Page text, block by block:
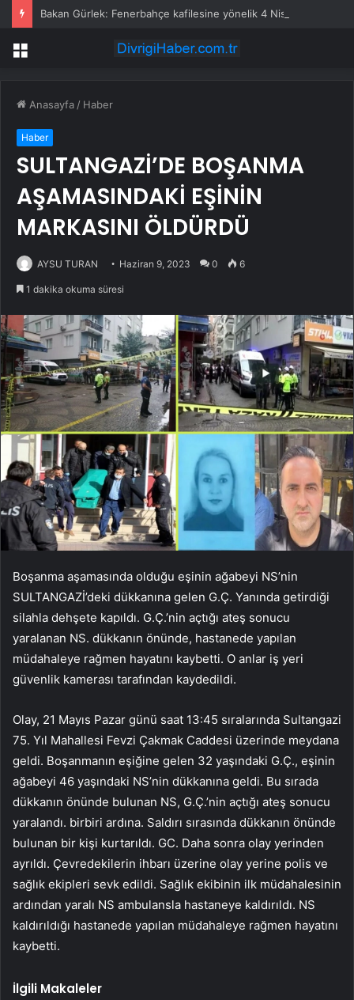
Menü
Anasayfa / Haber
Haber
SULTANGAZİ’DE BOŞANMA
AŞAMASINDAKİ EŞİNİN
MARKASINI ÖLDÜRDÜ
AYSU TURAN Haziran 9, 2023 0 6
1 dakika okuma süresi
Boşanma aşamasında olduğu eşinin ağabeyi NS’nin
SULTANGAZİ’deki dükkanına gelen G.Ç. Yanında getirdiği
silahla dehşete kapıldı. G.Ç.’nin açtığı ateş sonucu
yaralanan NS. dükkanın önünde, hastanede yapılan
müdahaleye rağmen hayatını kaybetti. O anlar iş yeri
güvenlik kamerası tarafından kaydedildi.
Olay, 21 Mayıs Pazar günü saat 13:45 sıralarında Sultangazi
75. Yıl Mahallesi Fevzi Çakmak Caddesi üzerinde meydana
geldi. Boşanmanın eşiğine gelen 32 yaşındaki G.Ç., eşinin
ağabeyi 46 yaşındaki NS’nin dükkanına geldi. Bu sırada
dükkanın önünde bulunan NS, G.Ç.’nin açtığı ateş sonucu
yaralandı. birbiri ardına. Saldırı sırasında dükkanın önünde
bulunan bir kişi kurtarıldı. GC. Daha sonra olay yerinden
ayrıldı. Çevredekilerin ihbarı üzerine olay yerine polis ve
sağlık ekipleri sevk edildi. Sağlık ekibinin ilk müdahalesinin
ardından yaralı NS ambulansla hastaneye kaldırıldı. NS
kaldırıldığı hastanede yapılan müdahaleye rağmen hayatını
kaybetti.
İlgili Makaleler